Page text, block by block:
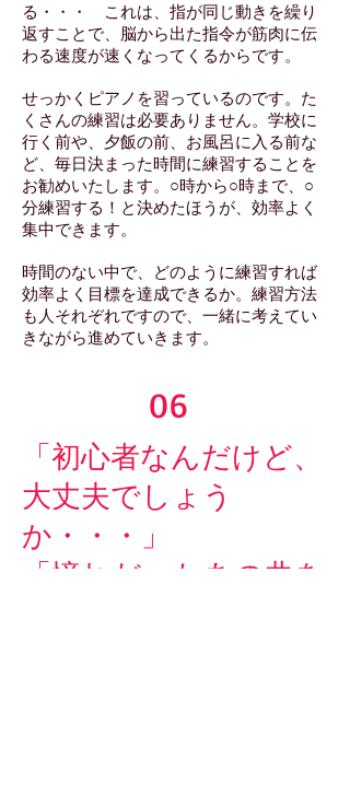
る・・・ これは、指が同じ動きを繰り
返すことで、脳から出た指令が筋肉に伝
わる速度が速くなってくるからです。
せっかくピアノを習っているのです。た
くさんの練習は必要ありません。学校に
行く前や、夕飯の前、お風呂に入る前な
ど、毎日決まった時間に練習することを
お勧めいたします。○時から○時まで、○
分練習する！と決めたほうが、効率よく
集中できます。
時間のない中で、どのように練習すれば
効率よく目標を達成できるか。練習方法
も人それぞれですので、一緒に考えてい
きながら進めていきます。
06
「初心者なんだけど、
大丈夫でしょう
か・・・」
「憧れだったあの曲を